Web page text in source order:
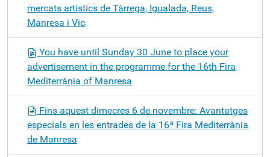
mercats artístics de Tàrrega, Igualada, Reus,
Manresa i Vic
You have until Sunday 30 June to place your
advertisement in the programme for the 16th Fira
Mediterrània of Manresa
Fins aquest dimecres 6 de novembre: Avantatges
especials en les entrades de la 16ª Fira Mediterrània
de Manresa